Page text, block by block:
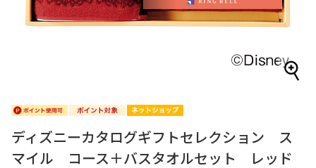
ディズニーカタログギフトセレクション ス
マイル コース＋バスタオルセット レッド